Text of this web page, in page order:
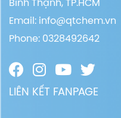
Email: info@qtchem.vn
Phone: 0328492642
LIÊN KẾT FANPAGE